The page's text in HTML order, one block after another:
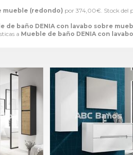
mueble (redondo) por 374,00€ . Stock
de baño DENIA con lavabo sobre
a Mueble de baño DENIA con